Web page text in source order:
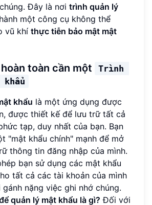
Đây là nơi trình quản lý
một công cụ không thể
vũ khí thực tiễn bảo mật mật
toàn cần một
Trình
khẩu là một ứng dụng được
được thiết kế để lưu trữ tất cả
tạp, duy nhất của bạn. Bạn
"mật khẩu chính" mạnh để mở
thông tin đăng nhập của mình.
bạn sử dụng các mật khẩu
tất cả các tài khoản của mình
nặng việc ghi nhớ chúng.
quản lý mật khẩu là gì? Đối với